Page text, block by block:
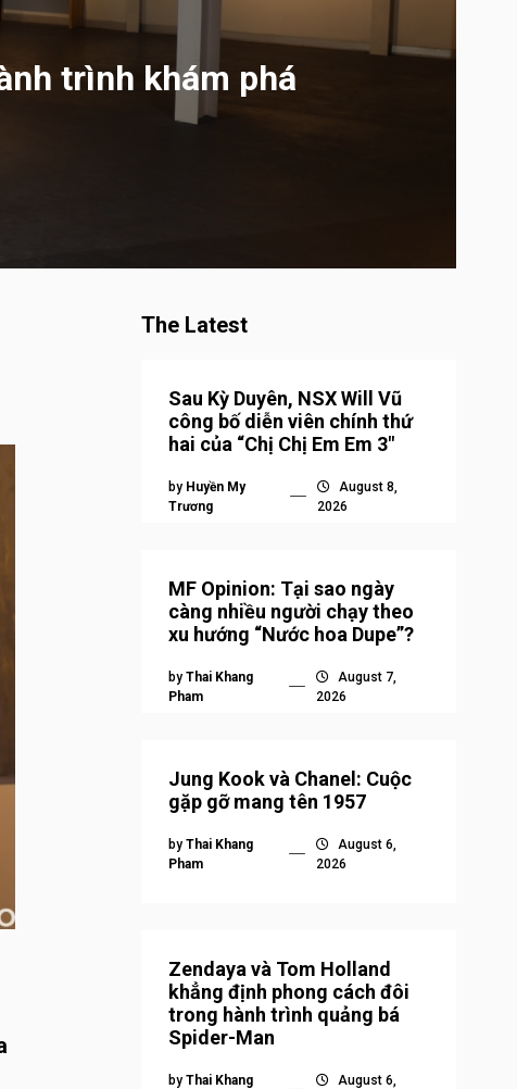
trình khám phá
The Latest
Sau Kỳ Duyên, NSX Will Vũ
công bố diễn viên chính thứ
hai của “Chị Chị Em Em 3″
by Huyền My
Trương
August 8,
2026
MF Opinion: Tại sao ngày
càng nhiều người chạy theo
xu hướng “Nước hoa Dupe”?
by Thai Khang
Pham
August 7,
2026
Jung Kook và Chanel: Cuộc
gặp gỡ mang tên 1957
by Thai Khang
Pham
August 6,
2026
Zendaya và Tom Holland
khẳng định phong cách đôi
trong hành trình quảng bá
Spider-Man
by Thai Khang
August 6,